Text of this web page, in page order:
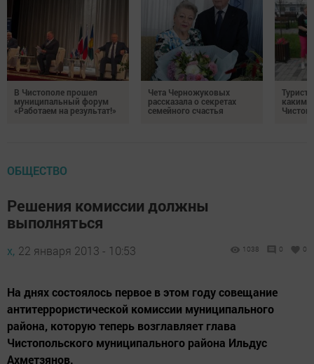
В Чистополе прошел
муниципальный форум
«Работаем на результат!»
Чета Черножуковых
рассказала о секретах
семейного счастья
каким
ОБЩЕСТВО
Решения комиссии должны
выполняться
х, 22 января 2013 - 10:53 1038 0 0
На днях состоялось первое в этом году совещание
антитеррористической комиссии муниципального
района, которую теперь возглавляет глава
Чистопольского муниципального района Ильдус
Ахметзянов.